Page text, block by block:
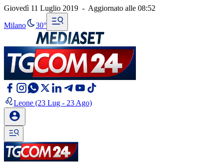
Giovedì 11 Luglio 2019 - Aggiornato alle 08:52
Milano 30°
Leone (23 Lug - 23 Ago)